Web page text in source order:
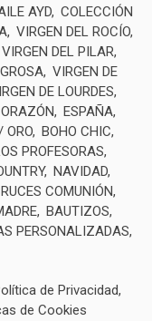
AYD COLECCIÓN
VIRGEN DEL ROCÍO
VIRGEN DEL PILAR
VIRGEN DE
DE LOURDES
ESPAÑA
ORO BOHO CHIC
PROFESORAS
NAVIDAD
COMUNIÓN
BAUTIZOS
PERSONALIZADAS
de Privacidad
de Cookies